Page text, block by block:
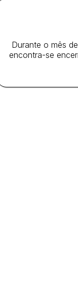
Durante o mês
encontra-se